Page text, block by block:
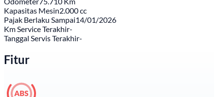
Kapasitas Mesin2.000 cc
Pajak Berlaku Sampai14/01/2026
Km Service Terakhir-
Tanggal Servis Terakhir-
Fitur